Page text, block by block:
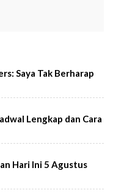
Saya Tak Berharap
Lengkap dan Cara
Hari Ini 5 Agustus